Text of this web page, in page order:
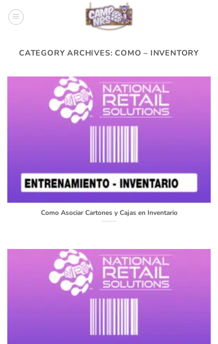
CATEGORY ARCHIVES: COMO – INVENTORY
Como Asociar Cartones y Cajas en Inventario